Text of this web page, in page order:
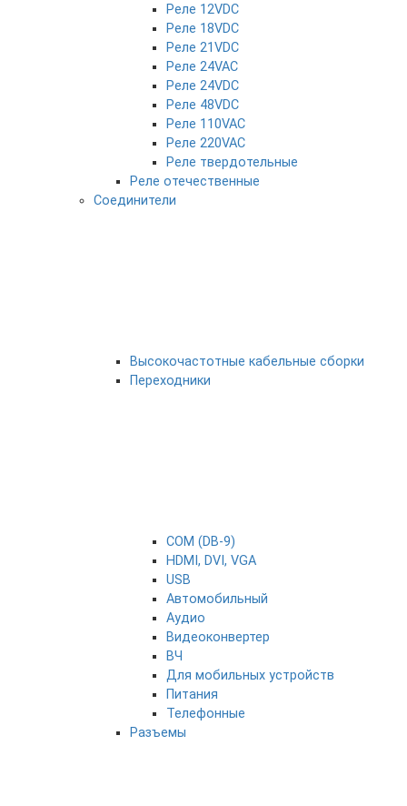
Реле 12VDC
Реле 18VDC
Реле 21VDC
Реле 24VAC
Реле 24VDC
Реле 48VDC
Реле 110VAC
Реле 220VAC
Реле твердотельные
Реле отечественные
Соединители
Высокочастотные кабельные сборки
Переходники
COM (DB-9)
HDMI, DVI, VGA
USB
Автомобильный
Аудио
Видеоконвертер
ВЧ
Для мобильных устройств
Питания
Телефонные
Разъемы